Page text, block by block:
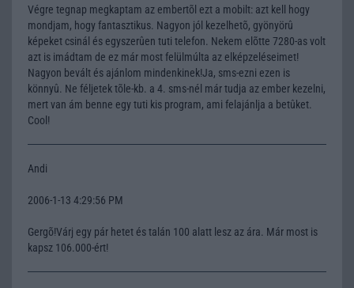
Végre tegnap megkaptam az embertõl ezt a mobilt: azt kell hogy
mondjam, hogy fantasztikus. Nagyon jól kezelhetõ, gyönyörû
képeket csinál és egyszerûen tuti telefon. Nekem elõtte 7280-as volt
azt is imádtam de ez már most felülmúlta az elképzeléseimet!
Nagyon bevált és ajánlom mindenkinek!Ja, sms-ezni ezen is
könnyû. Ne féljetek tõle-kb. a 4. sms-nél már tudja az ember kezelni,
mert van ám benne egy tuti kis program, ami felajánlja a betûket.
Cool!
Andi
2006-1-13 4:29:56 PM
Gergõ!Várj egy pár hetet és talán 100 alatt lesz az ára. Már most is
kapsz 106.000-ért!